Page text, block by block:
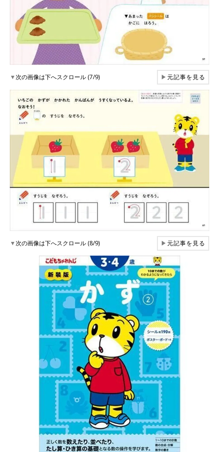
▼次の画像は下へスクロール (7/9) ▶元記事を見る
▼次の画像は下へスクロール (8/9) ▶元記事を見る